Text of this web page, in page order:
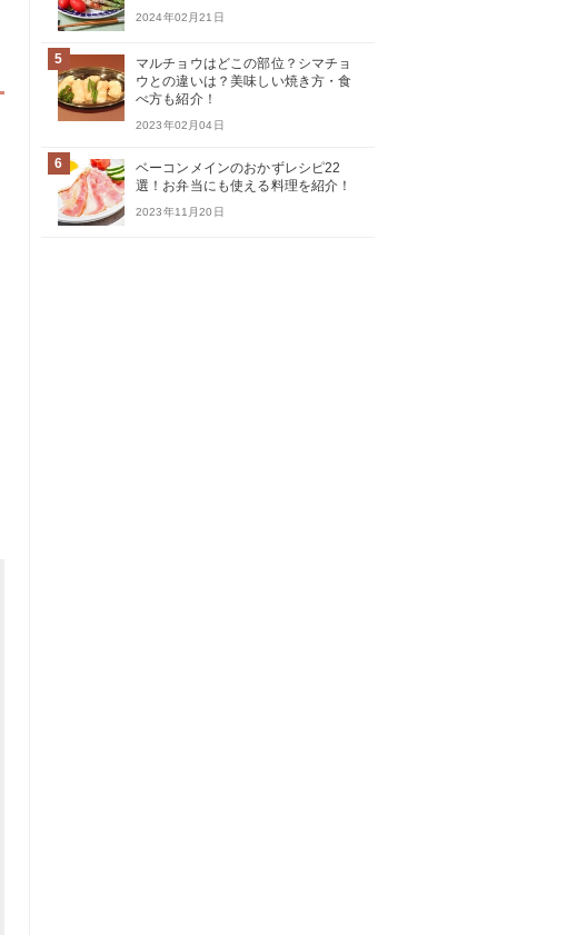
2024年02月21日
5
マルチョウはどこの部位？シマチョ
ウとの違いは？美味しい焼き方・食
べ方も紹介！
2023年02月04日
6
ベーコンメインのおかずレシピ22
選！お弁当にも使える料理を紹介！
2023年11月20日